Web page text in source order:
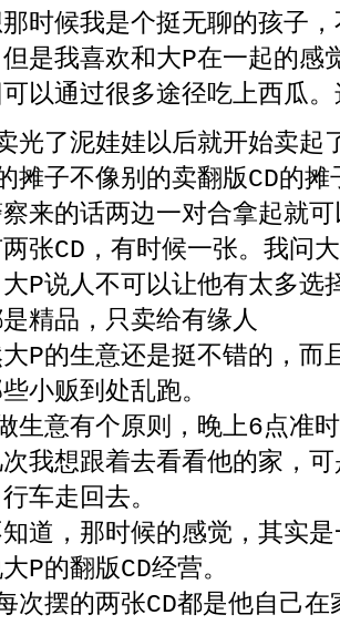
时候我是个挺无聊的孩子
是我喜欢和大P在一起的感
以通过很多途径吃上西瓜
光了泥娃娃以后就开始卖起
摊子不像别的卖翻版CD的
来的话两边一对合拿起就
张CD，有时候一张。我问
P说人不可以让他有太多选
精品，只卖给有缘人
P的生意还是挺不错的，而
小贩到处乱跑。
生意有个原则，晚上6点准
我想跟着去看看他的家，
车走回去。
道，那时候的感觉，其实
P的翻版CD经营。
次摆的两张CD都是他自己